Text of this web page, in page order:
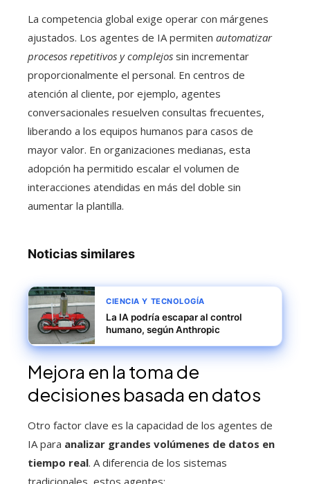
La competencia global exige operar con márgenes
ajustados. Los agentes de IA permiten automatizar
procesos repetitivos y complejos sin incrementar
proporcionalmente el personal. En centros de
atención al cliente, por ejemplo, agentes
conversacionales resuelven consultas frecuentes,
liberando a los equipos humanos para casos de
mayor valor. En organizaciones medianas, esta
adopción ha permitido escalar el volumen de
interacciones atendidas en más del doble sin
aumentar la plantilla.
Noticias similares
CIENCIA Y TECNOLOGÍA
La IA podría escapar al control
humano, según Anthropic
Mejora en la toma de
decisiones basada en datos
Otro factor clave es la capacidad de los agentes de
IA para analizar grandes volúmenes de datos en
tiempo real. A diferencia de los sistemas
tradicionales, estos agentes: